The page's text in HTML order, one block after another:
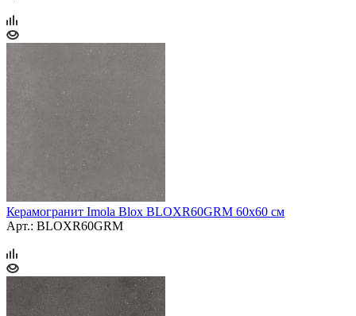
Керамогранит Imola Blox BLOXR60GRM 60x60 см
Арт.: BLOXR60GRM